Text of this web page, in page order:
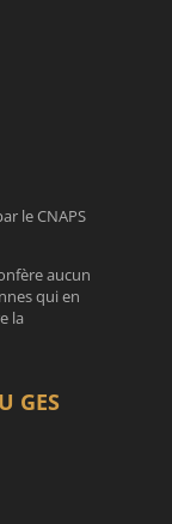
le CNAPS
aucun
qui en
la
GES